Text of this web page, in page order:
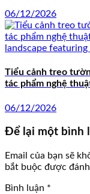
06/12/2026
Tiểu cảnh treo
tác phẩm nghệ
06/12/2026
Để lại một bình
Email của bạn sẽ
bắt buộc được
Bình luận *